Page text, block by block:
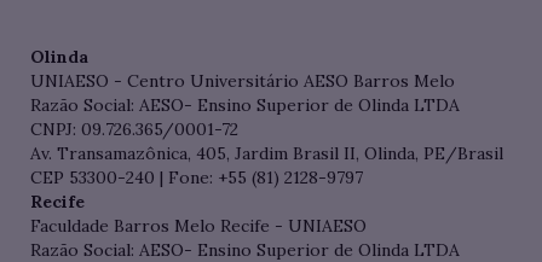
Olinda
UNIAESO - Centro Universitário AESO Barros Melo
Razão Social: AESO- Ensino Superior de Olinda LTDA
CNPJ: 09.726.365/0001-72
Av. Transamazônica, 405, Jardim Brasil II, Olinda, PE/Brasil
CEP 53300-240 | Fone: +55 (81) 2128-9797
Recife
Faculdade Barros Melo Recife - UNIAESO
Razão Social: AESO- Ensino Superior de Olinda LTDA